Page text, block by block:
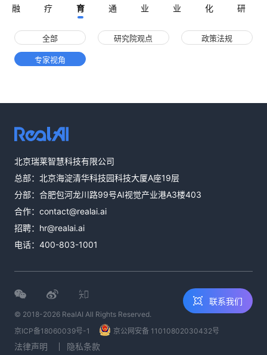
融
疗
育
通
业
业
化
研
全部 研究院观点 政策法规
专家视角
北京瑞莱智慧科技有限公司
总部：北京海淀清华科技园科技大厦A座19层
分部：合肥包河龙川路99号AI视觉产业港A3楼403
合作： contact@realai.ai
招聘： hr@realai.ai
电话： 400-803-1001
© 2018-2026 RealAI All Rights Reserved.
京ICP备18060039号-1
京公网安备 11010802030432号
法律声明 隐私条款
联系我们
邮件咨询
contact@realai.ai